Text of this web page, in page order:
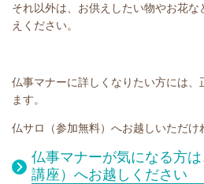
それ以外は、お供えしたい物やお花
えください。
仏事マナーに詳しくなりたい方には、
ます。
仏サロ（参加無料）へお越しいただけ
仏事マナーが気になる方
講座）へお越しください